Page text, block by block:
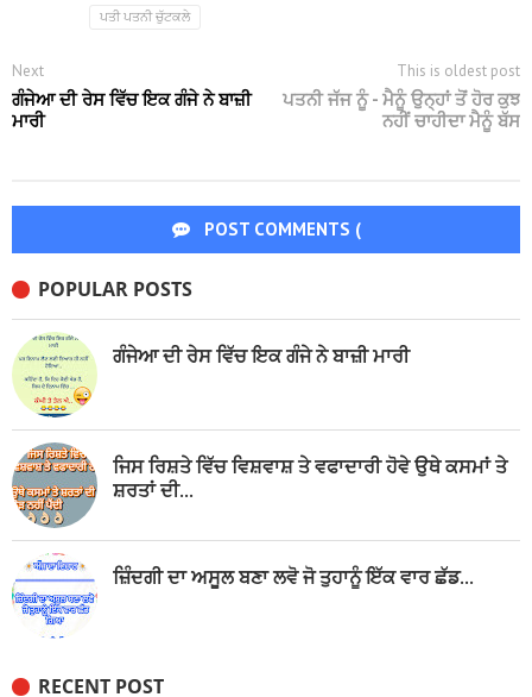
ਪਤੀ ਪਤਨੀ ਚੁੱਟਕਲੇ
Next
ਗੰਜੇਆ ਦੀ ਰੇਸ ਵਿੱਚ ਇਕ ਗੰਜੇ ਨੇ ਬਾਜ਼ੀ
ਮਾਰੀ
This is oldest post
ਪਤਨੀ ਜੱਜ ਨੂੰ - ਮੈਨੂੰ ਉਨ੍ਹਾਂ ਤੋਂ ਹੋਰ ਕੁਝ
ਨਹੀਂ ਚਾਹੀਦਾ ਮੈਨੂੰ ਬੱਸ
POST COMMENTS (
)
POPULAR POSTS
ਗੰਜੇਆ ਦੀ ਰੇਸ ਵਿੱਚ ਇਕ ਗੰਜੇ ਨੇ ਬਾਜ਼ੀ ਮਾਰੀ
ਜਿਸ ਰਿਸ਼ਤੇ ਵਿੱਚ ਵਿਸ਼ਵਾਸ਼ ਤੇ ਵਫਾਦਾਰੀ ਹੋਵੇ ਉਥੇ ਕਸਮਾਂ ਤੇ
ਸ਼ਰਤਾਂ ਦੀ...
ਜ਼ਿੰਦਗੀ ਦਾ ਅਸੂਲ ਬਣਾ ਲਵੋ ਜੋ ਤੁਹਾਨੂੰ ਇੱਕ ਵਾਰ ਛੱਡ...
RECENT POST